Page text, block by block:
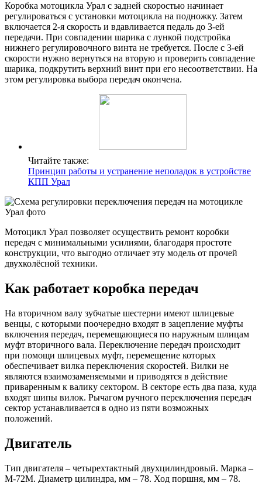
Коробка мотоцикла Урал с задней скоростью начинает
регулироваться с установки мотоцикла на подножку. Затем
включается 2-я скорость и вдавливается педаль до 3-ей
передачи. При совпадении шарика с лункой подстройка
нижнего регулировочного винта не требуется. После с 3-ей
скорости нужно вернуться на вторую и проверить совпадение
шарика, подкрутить верхний винт при его несоответствии. На
этом регулировка выбора передач окончена.
Читайте также:
Принцип работы и устранение неполадок в устройстве
КПП Урал
Мотоцикл Урал позволяет осуществить ремонт коробки
передач с минимальными усилиями, благодаря простоте
конструкции, что выгодно отличает эту модель от прочей
двухколёсной техники.
Как работает коробка передач
На вторичном валу зубчатые шестерни имеют шлицевые
венцы, с которыми поочередно входят в зацепление муфты
включения передач, перемещающиеся по наружным шлицам
муфт вторичного вала. Переключение передач происходит
при помощи шлицевых муфт, перемещение которых
обеспечивает вилка переключения скоростей. Вилки не
являются взаимозаменяемыми и приводятся в действие
приваренным к валику сектором. В секторе есть два паза, куда
входят шипы вилок. Рычагом ручного переключения передач
сектор устанавливается в одно из пяти возможных
положений.
Двигатель
Тип двигателя – четырехтактный двухцилиндровый. Марка –
М-72М. Диаметр цилиндра, мм – 78. Ход поршня, мм – 78.